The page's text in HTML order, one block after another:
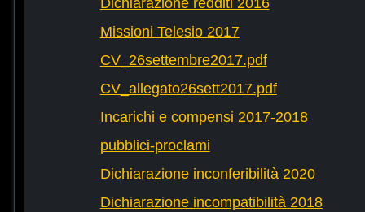
Dichiarazione redditi 2016
Missioni Telesio 2017
CV_26settembre2017.pdf
CV_allegato26sett2017.pdf
Incarichi e compensi 2017-2018
pubblici-proclami
Dichiarazione inconferibilità 2020
Dichiarazione incompatibilità 2018